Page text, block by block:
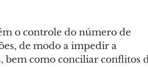
o controle do número de
de modo a impedir a
bem como conciliar conflitos